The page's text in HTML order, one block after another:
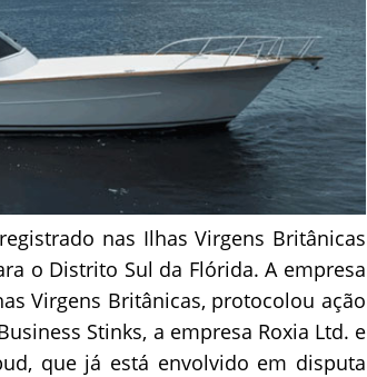
nas Ilhas Virgens Britânicas
o Distrito Sul da Flórida. A empresa
Virgens Britânicas, protocolou ação
Stinks, a empresa Roxia Ltd. e
que já está envolvido em disputa